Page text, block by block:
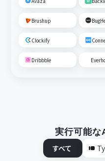
Brushup
Clockify
Dribbble
実行可能な
すべて